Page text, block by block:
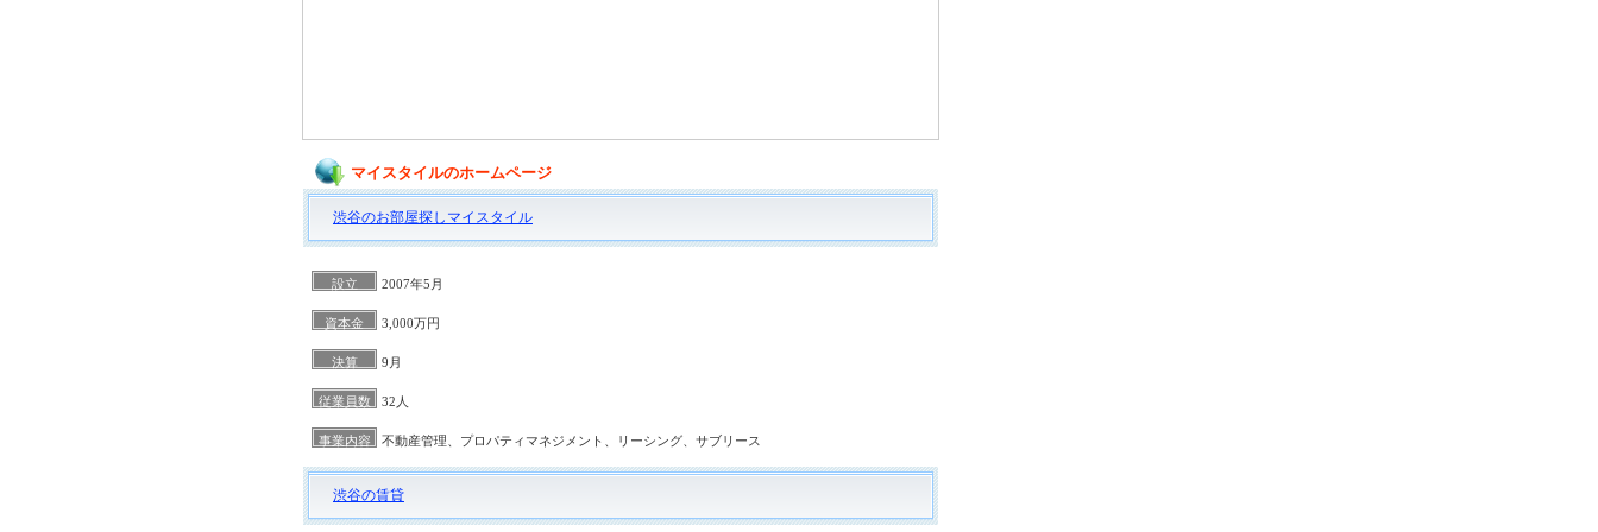
マイスタイルのホームページ
渋谷のお部屋探しマイスタイル
設立 2007年5月
資本金 3,000万円
決算 9月
従業員数 32人
事業内容 不動産管理、プロパティマネジメント、リーシング、サブリース
渋谷の賃貸